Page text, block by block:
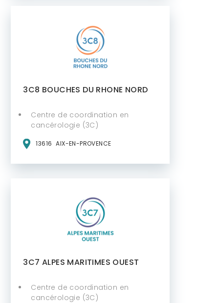
3C8 BOUCHES DU RHONE NORD
Centre de coordination en
cancérologie (3C)
13616 AIX-EN-PROVENCE
3C7 ALPES MARITIMES OUEST
Centre de coordination en
cancérologie (3C)